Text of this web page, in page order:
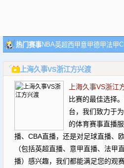
播
题
热门赛事NBA英超西甲意甲德甲法甲
上海久事VS浙江方兴渡
上海久事VS浙江
比赛的最佳选择
台，我们致力于
的体育赛事直播
播、CBA直播，还是对足球直播、
（包括英超直播、意甲直播、法甲
播）感兴趣，我们都能满足您的观